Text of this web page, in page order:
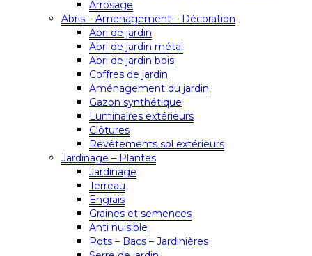
Arrosage
Abris – Amenagement – Décoration
Abri de jardin
Abri de jardin métal
Abri de jardin bois
Coffres de jardin
Aménagement du jardin
Gazon synthétique
Luminaires extérieurs
Clôtures
Revêtements sol extérieurs
Jardinage – Plantes
Jardinage
Terreau
Engrais
Graines et semences
Anti nuisible
Pots – Bacs – Jardinières